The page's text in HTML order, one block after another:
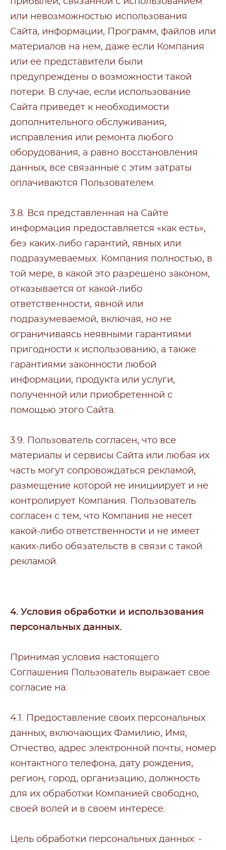
или невозможностью использования
Сайта, информации, Программ, файлов или
материалов на нем, даже если Компания
или ее представители были
предупреждены о возможности такой
потери. В случае, если использование
Сайта приведёт к необходимости
дополнительного обслуживания,
исправления или ремонта любого
оборудования, а равно восстановления
данных, все связанные с этим затраты
оплачиваются Пользователем.
3.8. Вся представленная на Сайте
информация предоставляется «как есть»,
без каких-либо гарантий, явных или
подразумеваемых. Компания полностью, в
той мере, в какой это разрешено законом,
отказывается от какой-либо
ответственности, явной или
подразумеваемой, включая, но не
ограничиваясь неявными гарантиями
пригодности к использованию, а также
гарантиями законности любой
информации, продукта или услуги,
полученной или приобретенной с
помощью этого Сайта.
3.9. Пользователь согласен, что все
материалы и сервисы Сайта или любая их
часть могут сопровождаться рекламой,
размещение которой не инициирует и не
контролирует Компания. Пользователь
согласен с тем, что Компания не несет
какой-либо ответственности и не имеет
каких-либо обязательств в связи с такой
рекламой.
4. Условия обработки и использования
персональных данных.
Принимая условия настоящего
Соглашения Пользователь выражает свое
согласие на:
4.1. Предоставление своих персональных
данных, включающих Фамилию, Имя,
Отчество, адрес электронной почты, номер
контактного телефона, дату рождения,
регион, город, организацию, должность
для их обработки Компанией свободно,
своей волей и в своем интересе.
Цель обработки персональных данных: -